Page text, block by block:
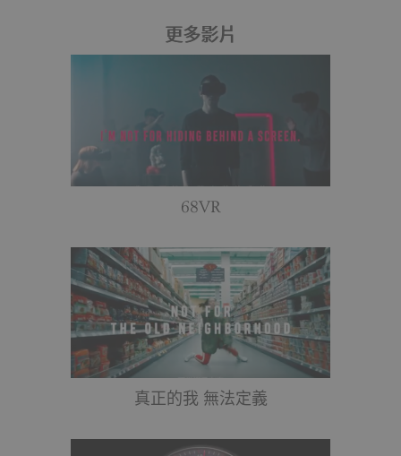
更多影片
68VR
真正的我 無法定義